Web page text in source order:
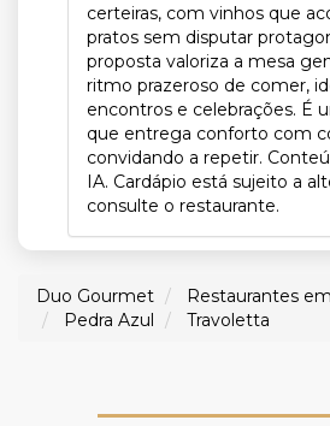
certeiras, com vinhos que
pratos sem disputar
proposta valoriza a mesa
ritmo prazeroso de comer,
encontros e celebrações. É
que entrega conforto com
convidando a repetir.
IA. Cardápio está sujeito a
consulte o restaurante.
Duo Gourmet
Restaurantes
Pedra Azul
Travoletta